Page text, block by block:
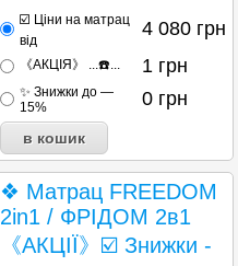
☑️ Ціни на матрац
від
4 080 грн
《АКЦІЯ》 ...☎️... 1 грн
✨ Знижки до —
15%
0 грн
❖ Матрац FREEDOM
2in1 / ФРІДОМ 2в1
《АКЦІЇ》☑️ Знижки -